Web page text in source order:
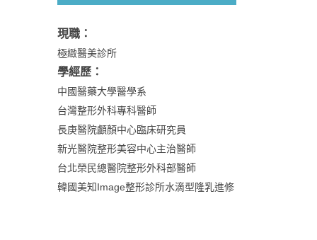
現職：
極緻醫美診所
學經歷：
中國醫藥大學醫學系
台灣整形外科專科醫師
長庚醫院顱顏中心臨床研究員
新光醫院整形美容中心主治醫師
台北榮民總醫院整形外科部醫師
韓國美知Image整形診所水滴型隆乳進修